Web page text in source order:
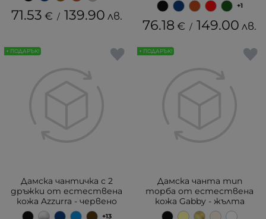
71.53 € / 139.90 лв.
+1
76.18 € / 149.00 лв.
Дамска чантичка с 2
дръжки от естествена
кожа Azzurra - червено
+13
+ ПОДАРЪК!
Дамска чанта тип
торба от естествена
кожа Gabby - жълта
+ ПОДАРЪК!